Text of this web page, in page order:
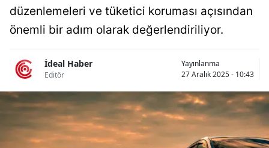
Balıkesir
Bilecik
Bitlis
Bolu
düzenlemeleri ve tüketici koruması açısından
önemli bir adım olarak değerlendiriliyor.
İdeal Haber
Editör
Yayınlanma
27 Aralık 2025 - 10:43